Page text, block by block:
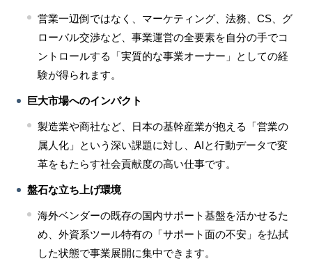
営業一辺倒ではなく、マーケティング、法務、CS、グ
ローバル交渉など、事業運営の全要素を自分の手でコ
ントロールする「実質的な事業オーナー」としての経
験が得られます。
巨大市場へのインパクト
製造業や商社など、日本の基幹産業が抱える「営業の
属人化」という深い課題に対し、AIと行動データで変
革をもたらす社会貢献度の高い仕事です。
盤石な立ち上げ環境
海外ベンダーの既存の国内サポート基盤を活かせるた
め、外資系ツール特有の「サポート面の不安」を払拭
した状態で事業展開に集中できます。